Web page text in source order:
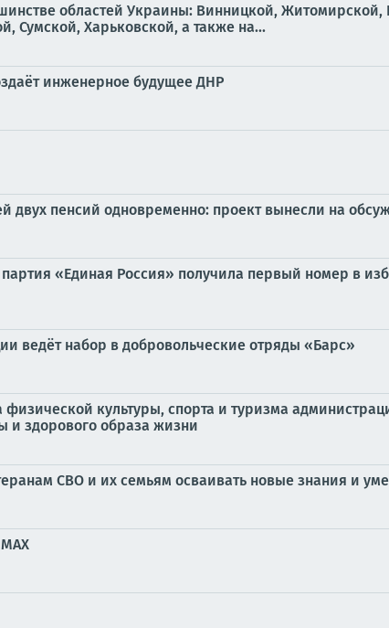
областей Украины: Винницкой,
Сумской, Харьковской, а также на...
инженерное будущее ДНР
двух пенсий одновременно: проект вынесли на
«Единая Россия» получила первый номер в
ведёт набор в добровольческие отряды «Барс»
культуры, спорта и туризма
и здорового образа жизни
СВО и их семьям осваивать новые знания и